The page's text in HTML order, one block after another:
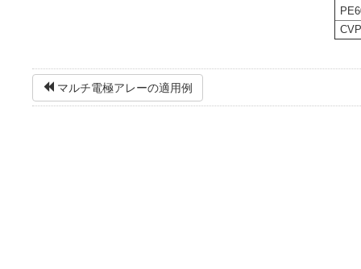
マルチ電極アレーの適用例